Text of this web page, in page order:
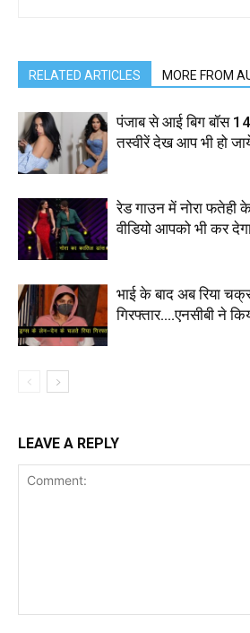
RELATED ARTICLES MORE FROM
पंजाब से आई बिग बॉस
तस्वीरें देख आप भी हो
रेड गाउन में नोरा फतेही
वीडियो आपको भी कर देगा
भाई के बाद अब रिया
गिरफ्तार….एनसीबी ने
LEAVE A REPLY